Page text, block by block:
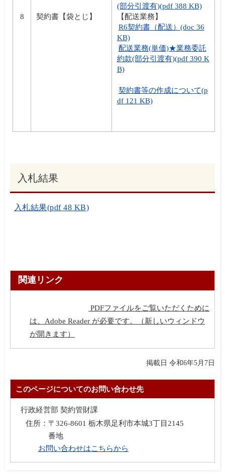
8 契約書【袋とじ】
(部分引渡有)(pdf 388 KB)
【配送業務】
R6契約書（配送）(doc 36
KB)
配送業務(単価)★業務委託
約款(部分引渡有)(pdf 390 K
B)
契約書等の作成について(p
df 121 KB)
入札結果
入札結果(pdf 48 KB)
関連リンク
PDFファイルをご覧いただくために
は、Adobe Reader が必要です。（新しいウィンドウ
が開きます）
掲載日 令和6年5月7日
このページについてのお問い合わせ先
行政経営部 契約管財課
住所： 〒326-8601 栃木県足利市本城3丁目2145
番地
お問い合わせはこちらから